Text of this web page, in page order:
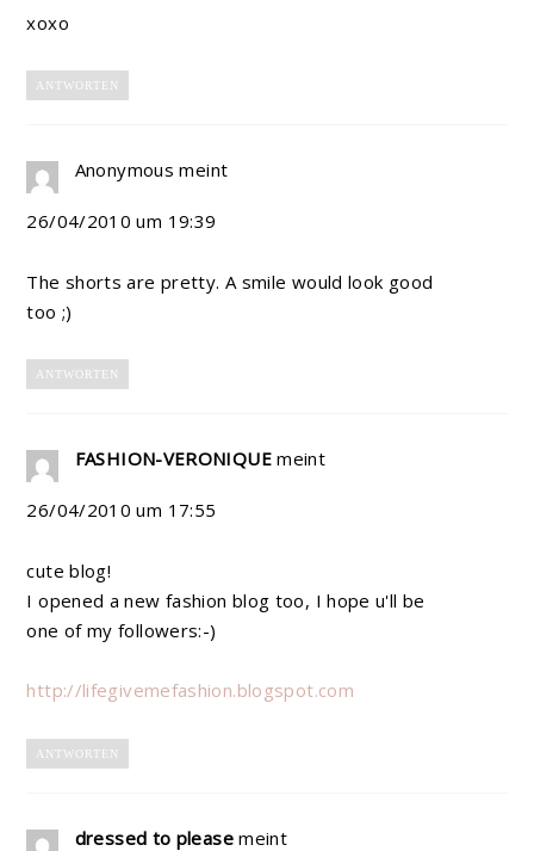
xoxo
ANTWORTEN
Anonymous meint
26/04/2010 um 19:39
The shorts are pretty. A smile would look good
too ;)
ANTWORTEN
FASHION-VERONIQUE meint
26/04/2010 um 17:55
cute blog!
I opened a new fashion blog too, I hope u'll be
one of my followers:-)
http://lifegivemefashion.blogspot.com
ANTWORTEN
dressed to please meint